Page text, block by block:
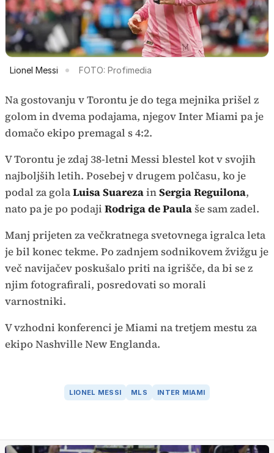
Lionel Messi FOTO: Profimedia
Na gostovanju v Torontu je do tega mejnika prišel z
golom in dvema podajama, njegov Inter Miami pa je
domačo ekipo premagal s 4:2.
V Torontu je zdaj 38-letni Messi blestel kot v svojih
najboljših letih. Posebej v drugem polčasu, ko je
podal za golaLuisa SuarezainSergia Reguilona,
nato pa je po podaji Rodriga de Paulaše sam zadel.
Manj prijeten za večkratnega svetovnega igralca leta
je bil konec tekme. Po zadnjem sodnikovem žvižgu je
več navijačev poskušalo priti na igrišče, da bi se z
njim fotografirali, posredovati so morali
varnostniki.
V vzhodni konferenci je Miami na tretjem mestu za
ekipo Nashville New Englanda.
LIONEL MESSI MLS INTER MIAMI